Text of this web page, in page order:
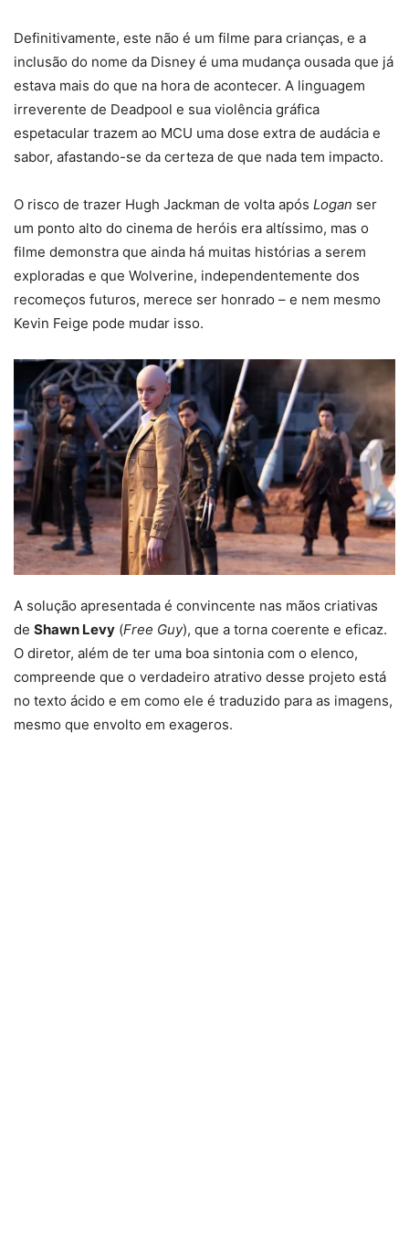
Definitivamente, este não é um filme para crianças, e a
inclusão do nome da Disney é uma mudança ousada que já
estava mais do que na hora de acontecer. A linguagem
irreverente de Deadpool e sua violência gráfica
espetacular trazem ao MCU uma dose extra de audácia e
sabor, afastando-se da certeza de que nada tem impacto.
O risco de trazer Hugh Jackman de volta após Logan ser
um ponto alto do cinema de heróis era altíssimo, mas o
filme demonstra que ainda há muitas histórias a serem
exploradas e que Wolverine, independentemente dos
recomeços futuros, merece ser honrado – e nem mesmo
Kevin Feige pode mudar isso.
A solução apresentada é convincente nas mãos criativas
de Shawn Levy (Free Guy), que a torna coerente e eficaz.
O diretor, além de ter uma boa sintonia com o elenco,
compreende que o verdadeiro atrativo desse projeto está
no texto ácido e em como ele é traduzido para as imagens,
mesmo que envolto em exageros.